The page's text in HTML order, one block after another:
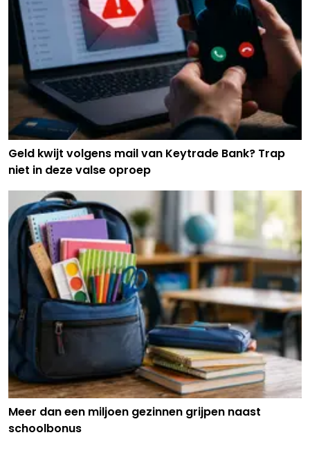
Geld kwijt volgens mail van Keytrade Bank? Trap
niet in deze valse oproep
Meer dan een miljoen gezinnen grijpen naast
schoolbonus